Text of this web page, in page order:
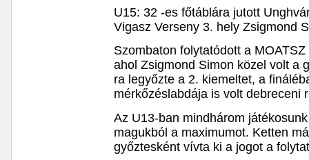
U15: 32 -es főtáblára jutott
Vigasz Verseny 3. hely Zsigmond
Szombaton folytatódott a
ahol Zsigmond Simon közel volt a
ra legyőzte a 2. kiemeltet, a
mérkőzéslabdája is volt debreceni
Az U13-ban mindhárom
magukból a maximumot. Ketten
győztesként vívta ki a jogot a